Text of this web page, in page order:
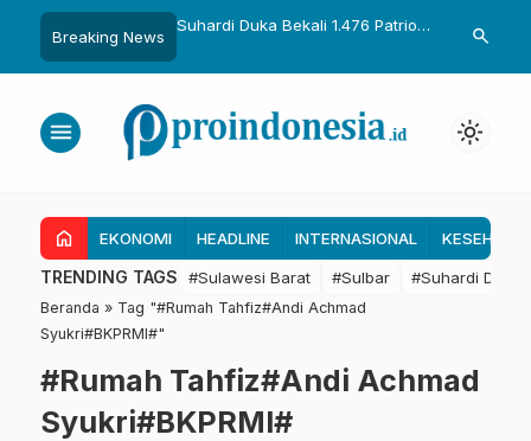
Breaking News
Gelar Sulo
Suhardi Duka Bekali 1.476 Patriot
Dasar Kebijakan Transmigrasi
Gubernur
untuk
search
menu light_mode
home EKONOMI HEADLINE INTERNASIONAL
TRENDING TAGS #Sulawesi Barat #Sulbar #Suhardi Duka
Beranda » Tag "#Rumah Tahfiz#Andi Achmad
Syukri#BKPRMI#"
#Rumah Tahfiz#Andi Achmad
Syukri#BKPRMI#